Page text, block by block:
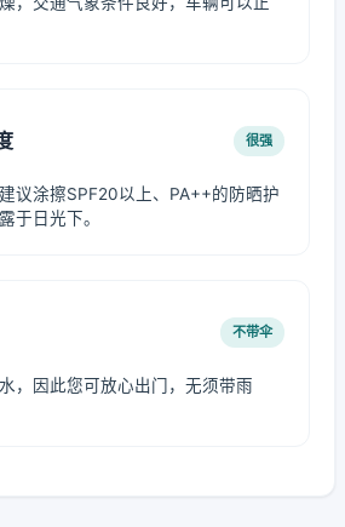
很强
议涂擦SPF20以上、PA++的防晒护
于日光下。
不带伞
，因此您可放心出门，无须带雨